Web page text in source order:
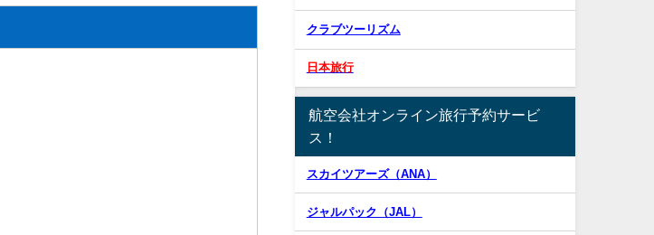
クラブツーリズム
日本旅行
航空会社オンライン旅行予約サービ
ス！
スカイツアーズ（ANA）
ジャルパック（JAL）